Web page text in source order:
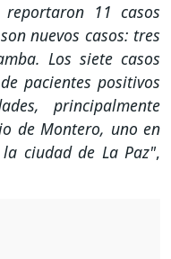
11 casos
nuevos casos: tres
Los siete casos
pacientes positivos
principalmente
de Montero, uno en
ciudad de La Paz",